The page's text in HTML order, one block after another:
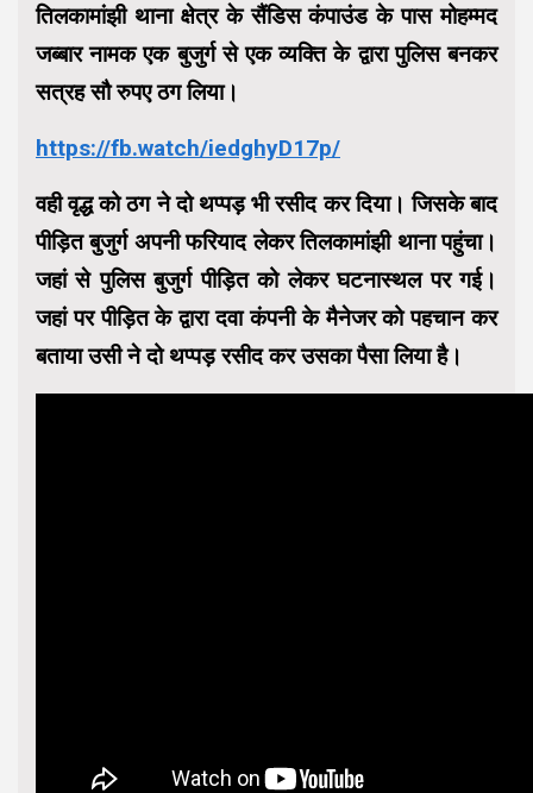
तिलकामांझी थाना क्षेत्र के सैंडिस कंपाउंड के पास मोहम्मद
जब्बार नामक एक बुजुर्ग से एक व्यक्ति के द्वारा पुलिस बनकर
सत्रह सौ रुपए ठग लिया।
https://fb.watch/iedghyD17p/
वही वृद्ध को ठग ने दो थप्पड़ भी रसीद कर दिया। जिसके बाद
पीड़ित बुजुर्ग अपनी फरियाद लेकर तिलकामांझी थाना पहुंचा।
जहां से पुलिस बुजुर्ग पीड़ित को लेकर घटनास्थल पर गई।
जहां पर पीड़ित के द्वारा दवा कंपनी के मैनेजर को पहचान कर
बताया उसी ने दो थप्पड़ रसीद कर उसका पैसा लिया है।